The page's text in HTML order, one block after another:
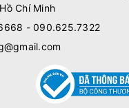
Chí Minh
- 090.625.7322